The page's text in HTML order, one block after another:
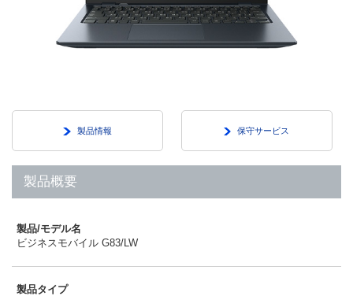
製品情報 保守サービス
製品概要
製品/モデル名
ビジネスモバイル G83/LW
製品タイプ